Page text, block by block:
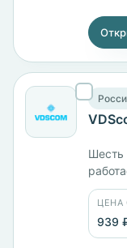
Шесть
ЦЕНА
939